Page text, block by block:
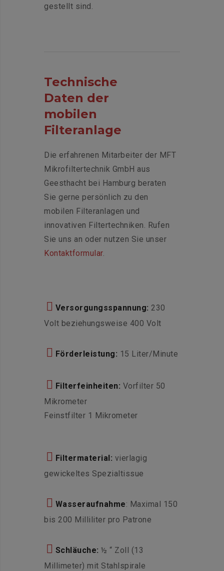
gestellt sind.
Technische
Daten der
mobilen
Filteranlage
Die erfahrenen Mitarbeiter der MFT
Mikrofiltertechnik GmbH aus
Geesthacht bei Hamburg beraten
Sie gerne persönlich zu den
mobilen Filteranlagen und
innovativen Filtertechniken. Rufen
Sie uns an oder nutzen Sie unser
Kontaktformular.
Versorgungsspannung: 230
Volt beziehungsweise 400 Volt
Förderleistung: 15 Liter/Minute
Filterfeinheiten: Vorfilter 50
Mikrometer
Feinstfilter 1 Mikrometer
Filtermaterial: vierlagig
gewickeltes Spezialtissue
Wasseraufnahme: Maximal 150
bis 200 Milliliter pro Patrone
Schläuche: ½ “ Zoll (13
Millimeter) mit Stahlspirale